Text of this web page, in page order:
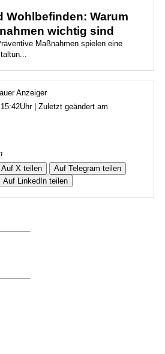
Wohlbefinden: Warum
wichtig sind
Maßnahmen spielen eine
Anzeiger
| Zuletzt geändert am
Auf X teilen
Auf Telegram teilen
Auf LinkedIn teilen